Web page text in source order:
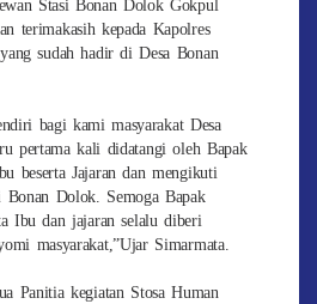
Stasi Bonan Dolok Gokpul
terimakasih kepada Kapolres
sudah hadir di Desa Bonan
bagi kami masyarakat Desa
pertama kali didatangi oleh Bapak
beserta Jajaran dan mengikuti
Dolok. Semoga Bapak
Ibu dan jajaran selalu diberi
masyarakat,”Ujar Simarmata.
Panitia kegiatan Stosa Human